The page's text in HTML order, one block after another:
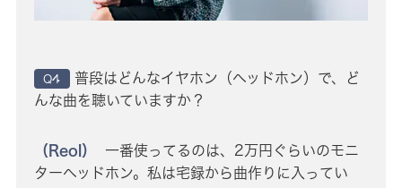
Q4
普段はどんなイヤホン（ヘッドホン）で、ど
んな曲を聴いていますか？
（Reol）
一番使ってるのは、2万円ぐらいのモニ
ターヘッドホン。私は宅録から曲作りに入ってい